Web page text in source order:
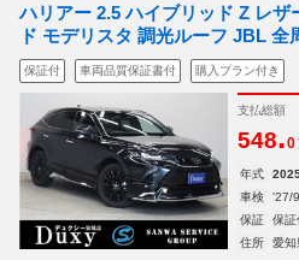
ハリアー 2.5 ハイブリッド Z レ
ド モデリスタ 調光ルーフ JBL 全
保証付 車両品質保証書付 購入プラン付き
支払総額
548.0
年式
車検
'27/9
保証
保証
住所
愛知